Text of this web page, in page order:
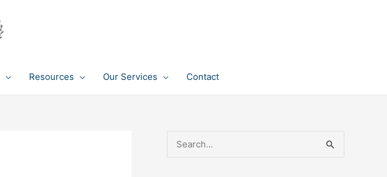
Resources Our Services Contact
e